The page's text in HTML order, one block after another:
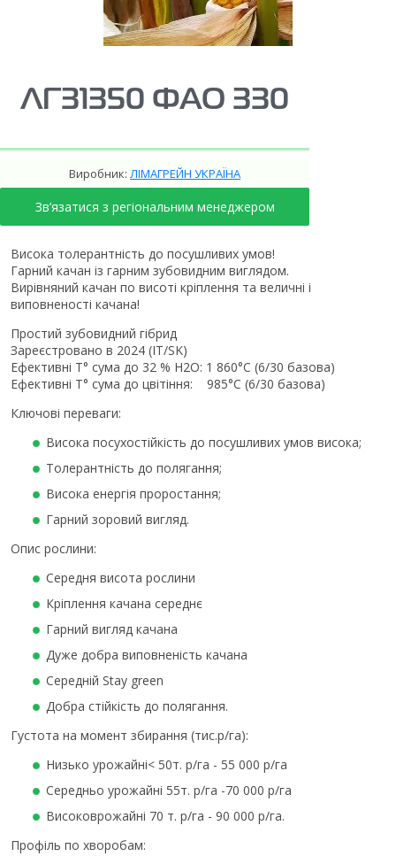
ЛГ31350 ФАО 330
Виробник: ЛІМАГРЕЙН УКРАЇНА
Зв’язатися з регіональним менеджером
Висока толерантність до посушливих умов!
Гарний качан із гарним зубовидним виглядом.
Вирівняний качан по висоті кріплення та величні і
виповненості качана!
Простий зубовидний гібрид
Зареєстровано в 2024 (IT/SK)
Ефективні T° сума до 32 % H2O: 1 860°C (6/30 базова)
Ефективні T° сума до цвітіння: 985°C (6/30 базова)
Ключові переваги:
Висока посухостійкість до посушливих умов висока;
Толерантність до полягання;
Висока енергія проростання;
Гарний зоровий вигляд.
Опис рослини:
Середня висота рослини
Кріплення качана середнє
Гарний вигляд качана
Дуже добра виповненість качана
Середній Stay green
Добра стійкість до полягання.
Густота на момент збирання (тис.р/га):
Низько урожайні< 50т. р/га - 55 000 р/га
Середньо урожайні 55т. р/га -70 000 р/га
Високоврожайні 70 т. р/га - 90 000 p/га.
Профіль по хворобам: